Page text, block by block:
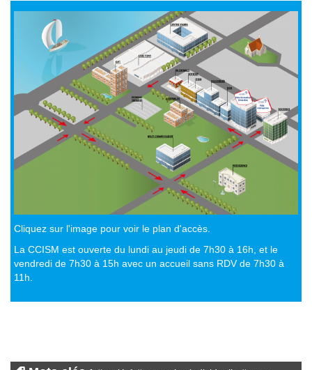
Cliquez sur l'image pour voir le plan d'accès.
La CCISM est ouverte du lundi au jeudi de 7h30 à 16h, et le
vendredi de 7h30 à 15h avec un accueil sans RDV de 7h30 à
11h.